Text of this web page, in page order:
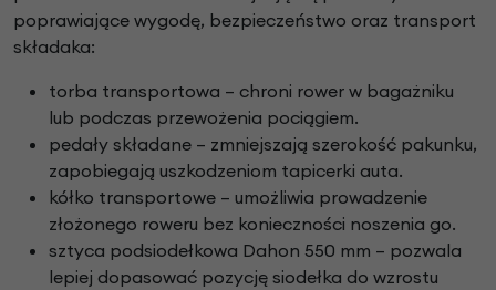
poprawiające wygodę, bezpieczeństwo oraz transport
składaka:
torba transportowa – chroni rower w bagażniku
lub podczas przewożenia pociągiem.
pedały składane – zmniejszają szerokość pakunku,
zapobiegają uszkodzeniom tapicerki auta.
kółko transportowe – umożliwia prowadzenie
złożonego roweru bez konieczności noszenia go.
sztyca podsiodełkowa Dahon 550 mm – pozwala
lepiej dopasować pozycję siodełka do wzrostu